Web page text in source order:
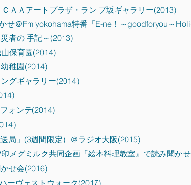
ＡＡアートプラザ・ラン プ坂ギャラリー(2013)
せ＠Fm yokohama特番「E-ne！～goodforyou～
者の 手記～(2013)
保育園(2014)
稚園(2014)
グギャラリー(2014）
ォンテ(2014)
）
局」(3週間限定）＠ラジオ大阪(2015)
メグミルク共同企画『絵本料理教室』で読み聞か
せ会(2016)
ーヴェストウォーク(2017)